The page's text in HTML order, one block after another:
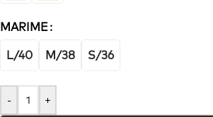
MARIME
L/40 M/38 S/36
- +